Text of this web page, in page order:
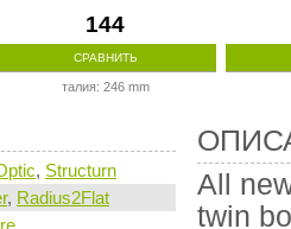
144
СРАВНИТЬ
талия: 246 mm
, Structurn
, Radius2Flat
Описание
All
twin